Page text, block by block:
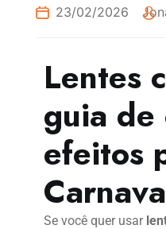
23/02/2026
Lentes
guia de
efeitos
Se você quer usar